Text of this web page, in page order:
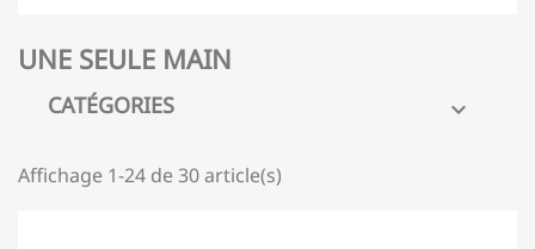
UNE SEULE MAIN
CATÉGORIES 
Affichage 1-24 de 30 article(s)